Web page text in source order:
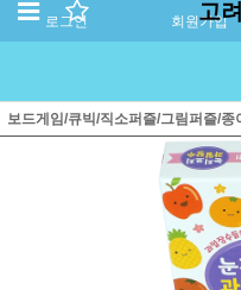
로그인 회원가입
고
보드게임/큐빅/직소퍼즐/그림퍼즐/종